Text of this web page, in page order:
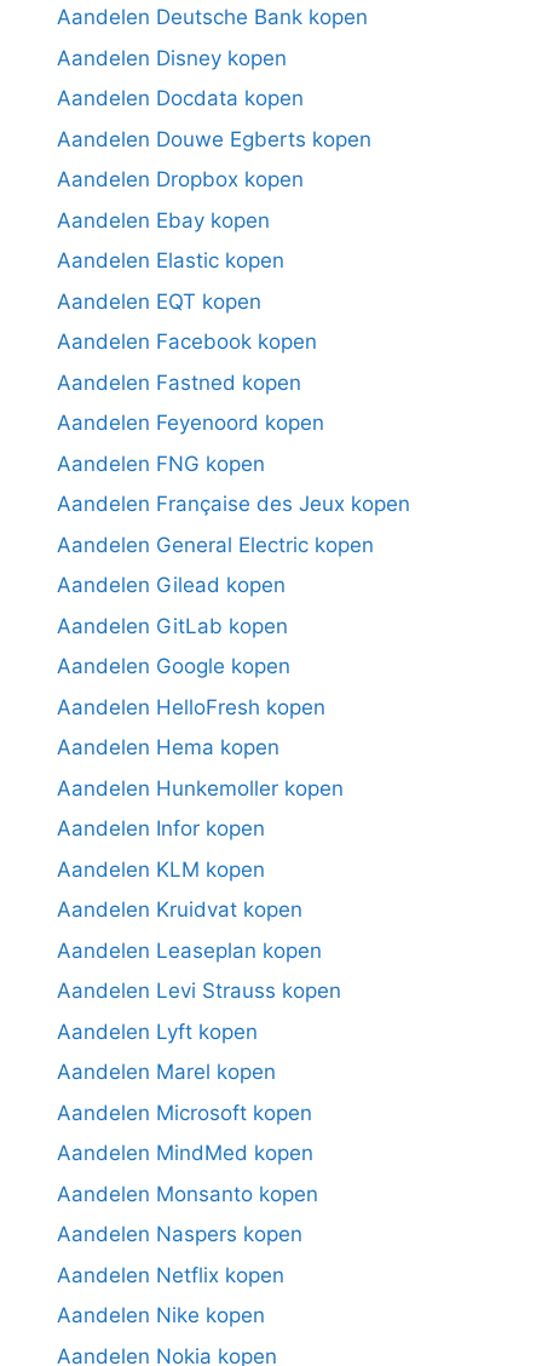
Aandelen Deutsche Bank kopen
Aandelen Disney kopen
Aandelen Docdata kopen
Aandelen Douwe Egberts kopen
Aandelen Dropbox kopen
Aandelen Ebay kopen
Aandelen Elastic kopen
Aandelen EQT kopen
Aandelen Facebook kopen
Aandelen Fastned kopen
Aandelen Feyenoord kopen
Aandelen FNG kopen
Aandelen Française des Jeux kopen
Aandelen General Electric kopen
Aandelen Gilead kopen
Aandelen GitLab kopen
Aandelen Google kopen
Aandelen HelloFresh kopen
Aandelen Hema kopen
Aandelen Hunkemoller kopen
Aandelen Infor kopen
Aandelen KLM kopen
Aandelen Kruidvat kopen
Aandelen Leaseplan kopen
Aandelen Levi Strauss kopen
Aandelen Lyft kopen
Aandelen Marel kopen
Aandelen Microsoft kopen
Aandelen MindMed kopen
Aandelen Monsanto kopen
Aandelen Naspers kopen
Aandelen Netflix kopen
Aandelen Nike kopen
Aandelen Nokia kopen